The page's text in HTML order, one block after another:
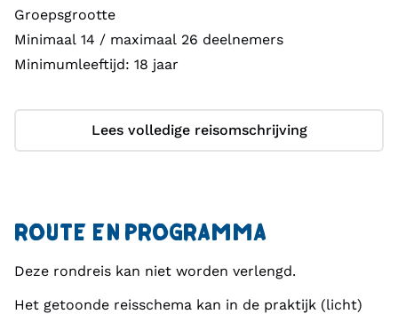
Groepsgrootte
Minimaal 14 / maximaal 26 deelnemers
Minimumleeftijd: 18 jaar
Lees volledige reisomschrijving
ROUTE EN PROGRAMMA
Deze rondreis kan niet worden verlengd.
Het getoonde reisschema kan in de praktijk (licht)